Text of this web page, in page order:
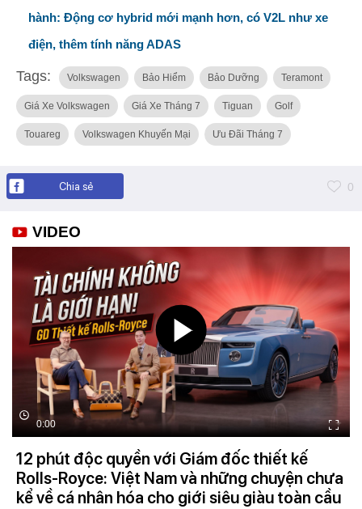
hành: Động cơ hybrid mới mạnh hơn, có V2L như xe
điện, thêm tính năng ADAS
Tags: Volkswagen Bảo Hiểm Bảo Dưỡng Teramont
Giá Xe Volkswagen Giá Xe Tháng 7 Tiguan Golf
Touareg Volkswagen Khuyến Mại Ưu Đãi Tháng 7
Chia sẻ 0
VIDEO
0:00
12 phút độc quyền với Giám đốc thiết kế
Rolls-Royce: Việt Nam và những chuyện chưa
kể về cá nhân hóa cho giới siêu giàu toàn cầu